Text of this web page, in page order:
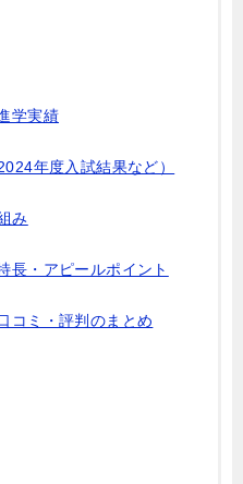
学実績
年度入試結果など）
み
長・アピールポイント
コミ・評判のまとめ